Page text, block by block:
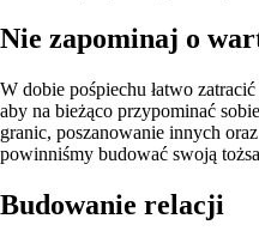
Nie zapominaj o
W dobie pośpiechu łatwo
aby na bieżąco przypominać
granic, poszanowanie innych
powinniśmy budować swoją
Budowanie relacji